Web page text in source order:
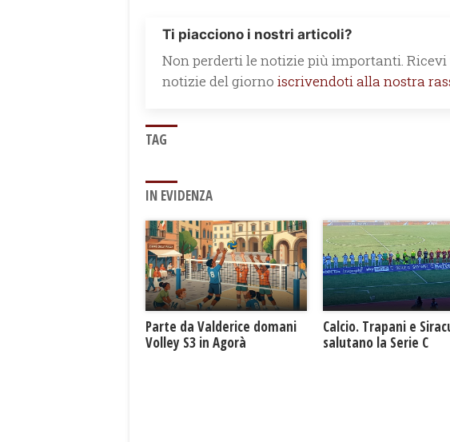
Ti piacciono i nostri articoli?
Non perderti le notizie più importanti. Ricevi
notizie del giorno iscrivendoti alla nostra
TAG
IN EVIDENZA
Parte da Valderice domani
Volley S3 in Agorà
Calcio. Trapani e
salutano la Serie C